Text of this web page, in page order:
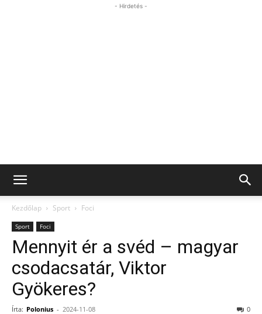
- Hirdetés -
Kezdőlap Sport Foci
Sport Foci
Mennyit ér a svéd – magyar
csodacsatár, Viktor
Gyökeres?
Írta: Polonius - 2024-11-08 0